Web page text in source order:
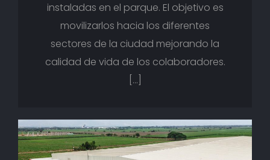
instaladas en el parque. El objetivo es
movilizarlos hacia los diferentes
sectores de la ciudad mejorando la
calidad de vida de los colaboradores.
[…]